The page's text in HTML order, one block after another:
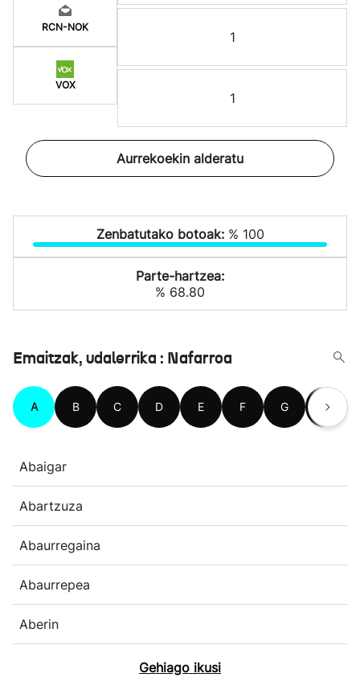
RCN-NOK
VOX
1
1
Aurrekoekin alderatu
Zenbatutako botoak: % 100
Parte-hartzea:
% 68.80
Emaitzak, udalerrika : Nafarroa
A B C D E F G H
Abaigar
Abartzuza
Abaurregaina
Abaurrepea
Aberin
Gehiago ikusi